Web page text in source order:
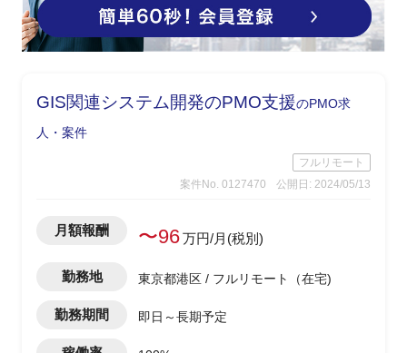
GIS関連システム開発のPMO支援のPMO求
人・案件
フルリモート
案件No. 0127470
公開日: 2024/05/13
月額報酬 〜96万円/月(税別)
勤務地 東京都港区 / フルリモート（在宅)
勤務期間 即日～長期予定